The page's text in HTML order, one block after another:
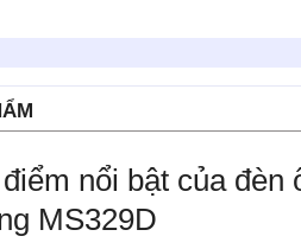
nổi bật của đèn
MS329D